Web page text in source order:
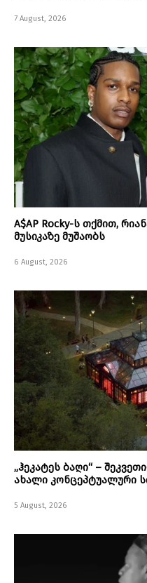
7 August, 2026
A$AP Rocky-ს თქმით,
მუსიკაზე მუშაობს
6 August, 2026
„ჰეკატეს ბაღი“ –
ახალი კონცეპტუალური
5 August, 2026